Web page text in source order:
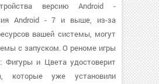
версию Android -
Android - 7 и выше, из-за
вашей системы, могут
с запуском. О реноме игры
Фигуры и Цвета удостоверит
которые уже установили